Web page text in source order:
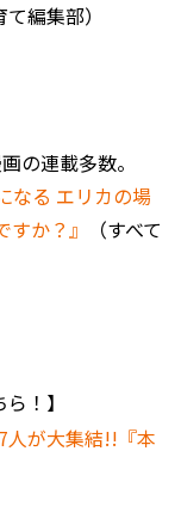
編集部）
の連載多数。
なる エリカの場
か？』
（すべて
！】
人が大集結!!『本